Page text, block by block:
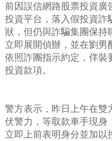
前因誤信網路股票投資廣
投資平台，落入假投資詐
狀，但仍與詐騙集團保持
立即展開偵辦，並在劉男
依照詐團指示約定，佯裝
投資款項。
警方表示，昨日上午在雙
伏警力，等取款車手現身
立即上前表明身分並加以